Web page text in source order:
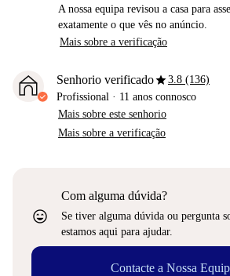
A nossa equipa revisou a casa para
exatamente o que vês no anúncio.
Mais sobre a verificação
Senhorio verificadostar3.8 (136)
Profissional · 11 anos connosco
Mais sobre este senhorio
Mais sobre a verificação
sentiment_very_satisfied
Com alguma dúvida?
Se tiver alguma dúvida ou pergunta
estamos aqui para ajudar.
Contacte a Nossa